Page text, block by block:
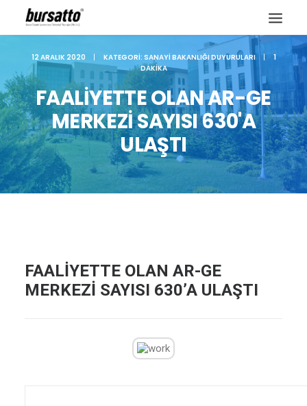
Site içi arama
12 ARALIK 2020 | KATEGORI: SANAYI BAKANLIĞI DUYURULARI |
1
DAKIKA
FAALİYETTE OLAN AR-GE
MERKEZİ SAYISI 630'A
ULAŞTI
FAALİYETTE OLAN AR-GE
MERKEZİ SAYISI 630’A ULAŞTI